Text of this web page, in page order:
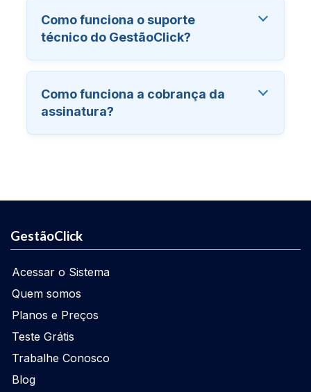
Como funciona o suporte
técnico do GestãoClick?
Como funciona a cobrança da
assinatura?
GestãoClick
Acessar o Sistema
Quem somos
Planos e Preços
Teste Grátis
Trabalhe Conosco
Blog